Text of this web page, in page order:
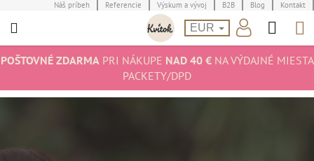
na
Náš príbeh Referencie Výskum a vývoj B2B Blog Kontakt
EUR
POŠTOVNÉ ZDARMAPRI NÁKUPE NAD 40 €NA VÝDAJNÉ MIESTA
PACKETY/DPD